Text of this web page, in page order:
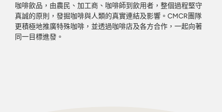
咖啡飲品，由農民、加工商、咖啡師到飲用者，整個過程堅守
真誠的原則，發掘咖啡與人類的真實連結及影響。CMCR團隊
更積極地推廣特殊咖啡，並透過咖啡店及各方合作，一起向著
同一目標進發。